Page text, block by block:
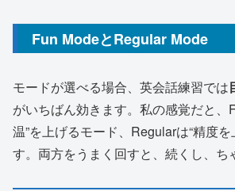
Fun ModeとRegular Mode
モードが選べる場合、英会話練習では
がいちばん効きます。私の感覚だと、
温”を上げるモード、Regularは“精度
す。両方をうまく回すと、続くし、ち